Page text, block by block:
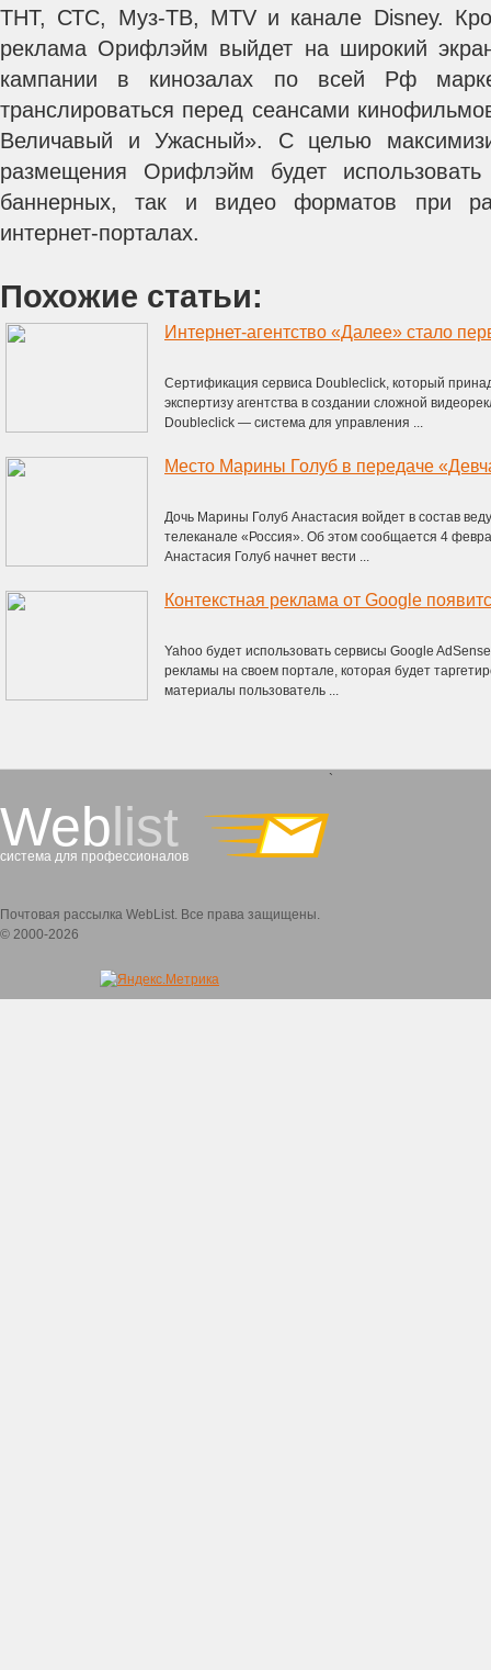
ТНТ, СТС, Муз-ТВ, MTV и канале Disney.
реклама Орифлэйм выйдет на широкий
кампании в кинозалах по всей Рф
транслироваться перед сеансами
Величавый и Ужасный». С целью
размещения Орифлэйм будет
баннерных, так и видео форматов при
интернет-порталах.
Похожие статьи:
Сертификация сервиса Doubleclick, который
экспертизу агентства в создании сложной
Doubleclick — система для управления ...
Место Марины Голуб в передаче
Дочь Марины Голуб Анастасия войдет в состав
телеканале «Россия». Об этом сообщается 4
Анастасия Голуб начнет вести ...
Контекстная реклама от Google
Yahoo будет использовать сервисы Google
рекламы на своем портале, которая будет
материалы пользователь ...
Weblist
система для профессионалов
`
Почтовая рассылка WebList. Все права защищены.
© 2000-2026